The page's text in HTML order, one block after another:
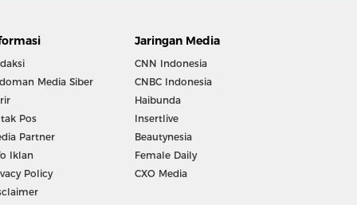
Media Siber
Pos
Partner
Iklan
Policy
Jaringan Media
CNN Indonesia
CNBC Indonesia
Haibunda
Insertlive
Beautynesia
Female Daily
CXO Media